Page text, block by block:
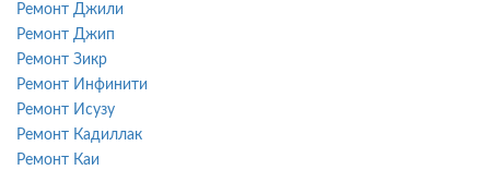
Ремонт Джили
Ремонт Джип
Ремонт Зикр
Ремонт Инфинити
Ремонт Исузу
Ремонт Кадиллак
Ремонт Каи